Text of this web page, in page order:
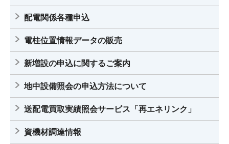
配電関係各種申込
電柱位置情報データの販売
新増設の申込に関するご案内
地中設備照会の申込方法について
送配電買取実績照会サービス「再エネリンク」
資機材調達情報